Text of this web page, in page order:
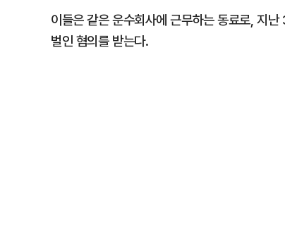
이들은 같은 운수회사에 근무하는 동료로, 지
벌인 혐의를 받는다.